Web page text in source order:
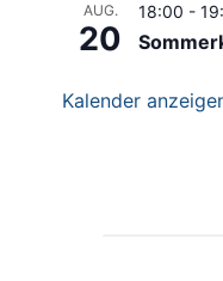
AUG.
20
18:00 -
Kalender